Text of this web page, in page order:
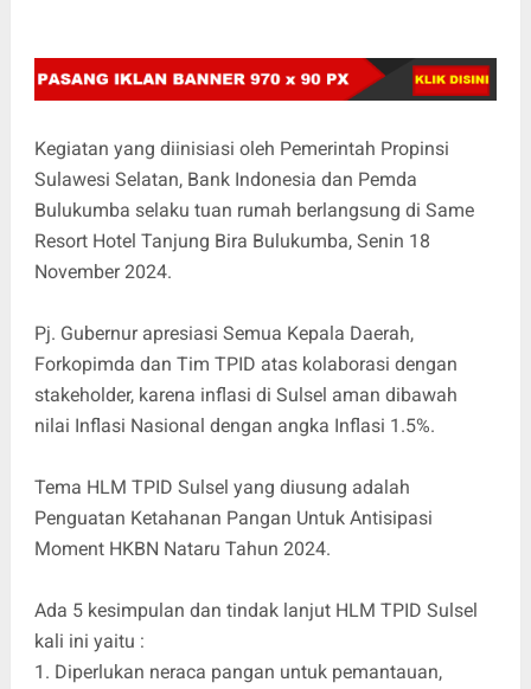
Kegiatan yang diinisiasi oleh Pemerintah Propinsi
Sulawesi Selatan, Bank Indonesia dan Pemda
Bulukumba selaku tuan rumah berlangsung di Same
Resort Hotel Tanjung Bira Bulukumba, Senin 18
November 2024.
Pj. Gubernur apresiasi Semua Kepala Daerah,
Forkopimda dan Tim TPID atas kolaborasi dengan
stakeholder, karena inflasi di Sulsel aman dibawah
nilai Inflasi Nasional dengan angka Inflasi 1.5%.
Tema HLM TPID Sulsel yang diusung adalah
Penguatan Ketahanan Pangan Untuk Antisipasi
Moment HKBN Nataru Tahun 2024.
Ada 5 kesimpulan dan tindak lanjut HLM TPID Sulsel
kali ini yaitu :
1. Diperlukan neraca pangan untuk pemantauan,